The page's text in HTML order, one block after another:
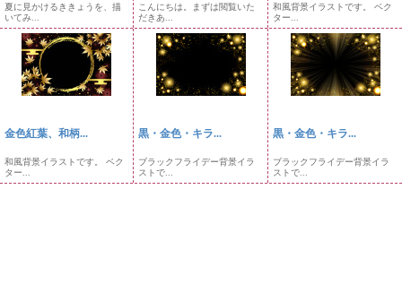
夏に見かけるききょうを、描
いてみ...
こんにちは。まずは閲覧いた
だきあ...
和風背景イラストです。 ベク
ター...
金色紅葉、和柄...
和風背景イラストです。 ベク
ター...
黒・金色・キラ...
ブラックフライデー背景イラ
ストで...
黒・金色・キラ...
ブラックフライデー背景イラ
ストで...